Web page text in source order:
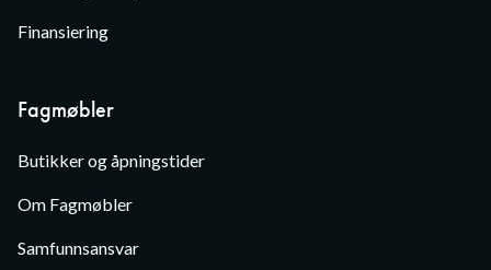
Finansiering
Fagmøbler
Butikker og åpningstider
Om Fagmøbler
Samfunnsansvar